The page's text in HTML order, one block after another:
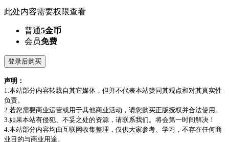
此处内容需要权限查看
普通5金币
会员免费
登录后购买
声明：
1.本站部分内容转载自其它媒体，但并不代表本站赞同其观点和对其真实性
负责。
2.若您需要商业运营或用于其他商业活动，请您购买正版授权并合法使用。
3.如果本站有侵犯、不妥之处的资源，请联系我们。将会第一时间解决！
4.本站部分内容均由互联网收集整理，仅供大家参考、学习，不存在任何商
业目的与商业用途。